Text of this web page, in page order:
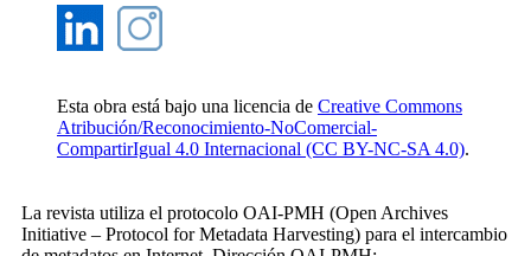
Esta obra está bajo una licencia de Creative Commons
Atribución/Reconocimiento-NoComercial-
CompartirIgual 4.0 Internacional (CC BY-NC-SA 4.0).
La revista utiliza el protocolo OAI-PMH (Open Archives
Initiative – Protocol for Metadata Harvesting) para el intercambio